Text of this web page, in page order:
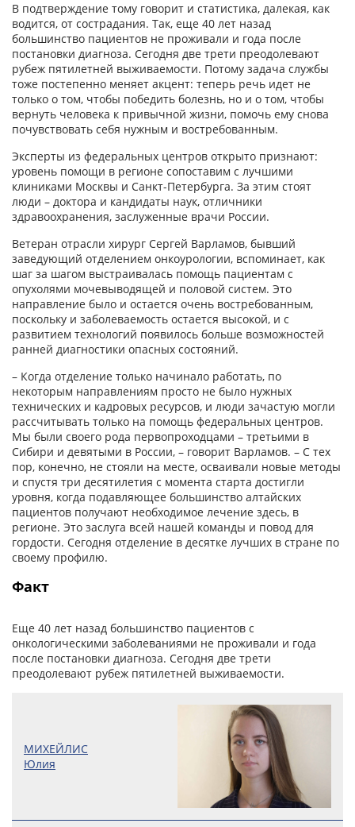
В подтверждение тому говорит и статистика, далекая, как
водится, от сострадания. Так, еще 40 лет назад
большинство пациентов не проживали и года после
постановки диагноза. Сегодня две трети преодолевают
рубеж пятилетней выживаемости. Потому задача службы
тоже постепенно меняет акцент: теперь речь идет не
только о том, чтобы победить болезнь, но и о том, чтобы
вернуть человека к привычной жизни, помочь ему снова
почувствовать себя нужным и востребованным.
Эксперты из федеральных центров открыто признают:
уровень помощи в регионе сопоставим с лучшими
клиниками Москвы и Санкт-Петербурга. За этим стоят
люди – доктора и кандидаты наук, отличники
здравоохранения, заслуженные врачи России.
Ветеран отрасли хирург Сергей Варламов, бывший
заведующий отделением онкоурологии, вспоминает, как
шаг за шагом выстраивалась помощь пациентам с
опухолями мочевыводящей и половой систем. Это
направление было и остается очень востребованным,
поскольку и заболеваемость остается высокой, и с
развитием технологий появилось больше возможностей
ранней диагностики опасных состояний.
– Когда отделение только начинало работать, по
некоторым направлениям просто не было нужных
технических и кадровых ресурсов, и люди зачастую могли
рассчитывать только на помощь федеральных центров.
Мы были сво­его рода первопроходцами – третьими в
Сибири и девятыми в России, – говорит Варламов. – С тех
пор, конечно, не стояли на месте, осваивали новые методы
и спустя три десятилетия с момента старта достигли
уровня, когда подавляющее большинство алтайских
пациентов получают необходимое лечение здесь, в
регионе. Это заслуга всей нашей команды и повод для
гордости. Сегодня отделение в десятке лучших в стране по
своему профилю.
Факт
Еще 40 лет назад большинство пациентов с
онкологическими заболеваниями не проживали и года
после постановки диагноза. Сегодня две трети
преодолевают рубеж пятилетней выживаемости.
МИХЕЙЛИС
Юлия